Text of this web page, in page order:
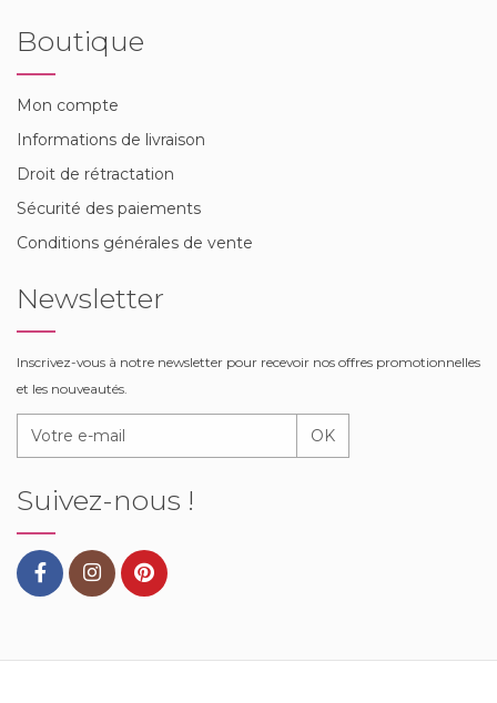
Boutique
Mon compte
Informations de livraison
Droit de rétractation
Sécurité des paiements
Conditions générales de vente
Newsletter
Inscrivez-vous à notre newsletter pour recevoir nos offres promotionnelles
et les nouveautés.
OK
Suivez-nous !